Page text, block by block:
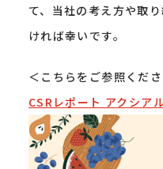
て、当社の考え方や取
ければ幸いです。
＜こちらをご参照くだ
CSRレポート アクシア